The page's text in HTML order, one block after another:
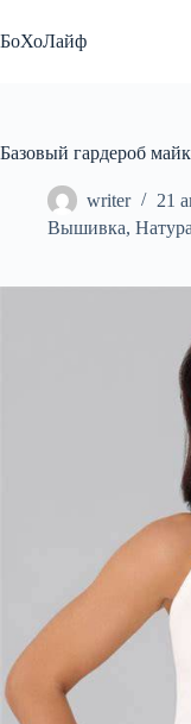
к
сути
БоХоЛайф
Базовый гардероб
writer
21
Вышивка,